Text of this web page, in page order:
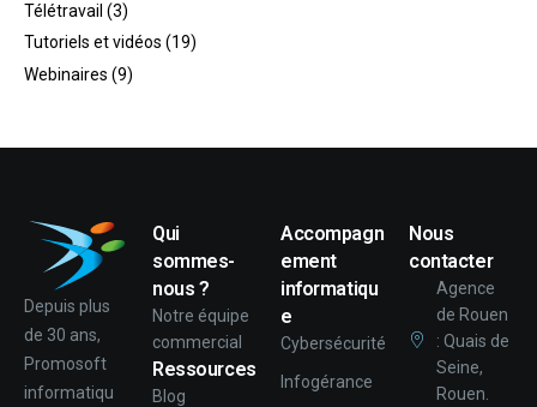
Télétravail (3)
Tutoriels et vidéos (19)
Webinaires (9)
Depuis plus
de 30 ans,
Promosoft
informatiqu
Qui
sommes-
nous ?
Notre équipe
commercial
Ressources
Blog
Accompagn
ement
informatiqu
e
Cybersécurité
Infogérance
Nous
contacter
Agence
de Rouen
: Quais de
Seine,
Rouen.